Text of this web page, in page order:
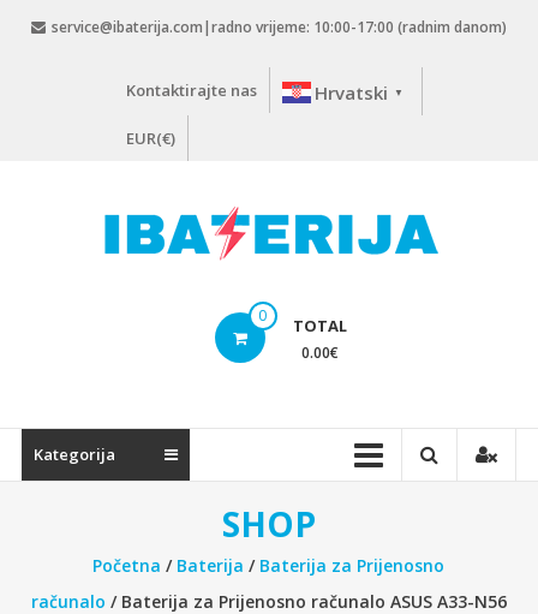
service@ibaterija.com|radno vrijeme: 10:00-17:00 (radnim danom)
Kontaktirajte nas Hrvatski ▼
EUR(€)
0 TOTAL
0.00€
Kategorija
SHOP
Početna / Baterija / Baterija za Prijenosno
računalo / Baterija za Prijenosno računalo ASUS A33-N56